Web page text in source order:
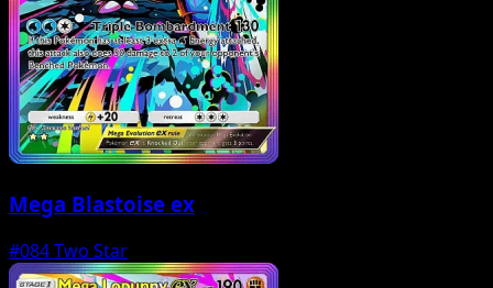
Mega Blastoise ex
#084Two Star